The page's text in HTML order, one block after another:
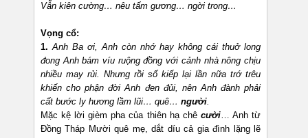
Vẫn kiên cường… nêu tấm gương… ngời trong…
Vọng cổ:
1. Anh Ba ơi, Anh còn nhớ hay không cái thuở long
đong Anh bám víu ruộng đồng với cảnh nhà nông chịu
nhiều may rủi. Nhưng rồi số kiếp lại lần nữa trớ trêu
khiến cho phận đời Anh đen đủi, nên Anh đành phải
cất bước ly hương lầm lũi… quê… người.
Mặc kệ lời gièm pha của thiên hạ chê cười… Anh từ
Đồng Tháp Mười quê mẹ, dắt díu cả gia đình lặng lẽ